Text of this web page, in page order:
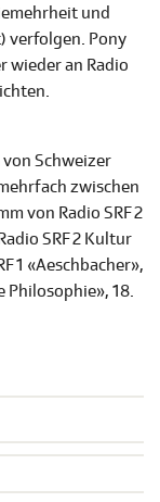
und
verfolgen. Pony
wieder an Radio
Schweizer
zwischen
von Radio SRF 2
SRF 2 Kultur
1 «Aeschbacher»,
Philosophie», 18.